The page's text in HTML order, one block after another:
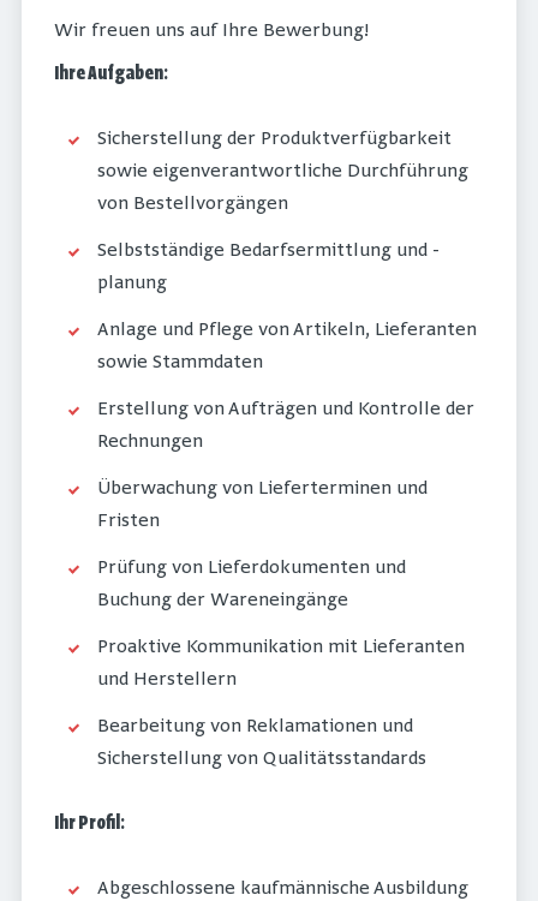
Wir freuen uns auf Ihre Bewerbung!
Ihre Aufgaben:
Sicherstellung der Produktverfügbarkeit
sowie eigenverantwortliche Durchführung
von Bestellvorgängen
Selbstständige Bedarfsermittlung und -
planung
Anlage und Pflege von Artikeln, Lieferanten
sowie Stammdaten
Erstellung von Aufträgen und Kontrolle der
Rechnungen
Überwachung von Lieferterminen und
Fristen
Prüfung von Lieferdokumenten und
Buchung der Wareneingänge
Proaktive Kommunikation mit Lieferanten
und Herstellern
Bearbeitung von Reklamationen und
Sicherstellung von Qualitätsstandards
Ihr Profil:
Abgeschlossene kaufmännische Ausbildung